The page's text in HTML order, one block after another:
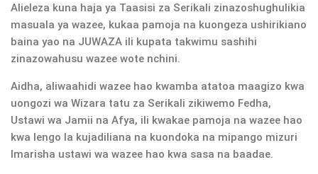
Alieleza kuna haja ya Taasisi za Serikali zinazoshughulikia
masuala ya wazee, kukaa pamoja na kuongeza ushirikiano
baina yao na JUWAZA ili kupata takwimu sashihi
zinazowahusu wazee wote nchini.
Aidha, aliwaahidi wazee hao kwamba atatoa maagizo kwa
uongozi wa Wizara tatu za Serikali zikiwemo Fedha,
Ustawi wa Jamii na Afya, ili kwakae pamoja na wazee hao
kwa lengo la kujadiliana na kuondoka na mipango mizuri
Imarisha ustawi wa wazee hao kwa sasa na baadae.